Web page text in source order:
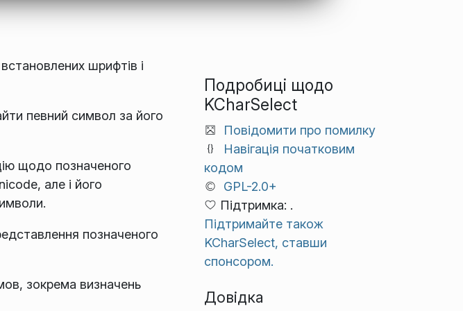
шрифтів і
певний символ за його
щодо позначеного
але і його
позначеного
зокрема визначень
Подробиці щодо
KCharSelect
Повідомити про помилку
Навігація початковим
кодом
GPL-2.0+
Підтримка: .
Підтримайте також
KCharSelect, ставши
спонсором.
Довідка